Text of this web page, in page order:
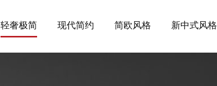
轻奢极简 现代简约 简欧风格 新中式风格